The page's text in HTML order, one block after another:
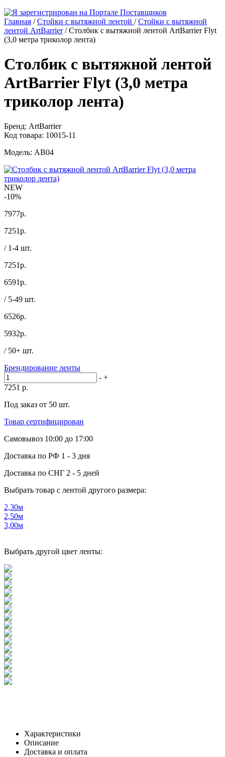
Главная /Стойки с вытяжной лентой /Стойки с вытяжной
лентой ArtBarrier/Столбик с вытяжной лентой ArtBarrier Flyt
(3,0 метра триколор лента)
Столбик с вытяжной лентой
ArtBarrier Flyt (3,0 метра
триколор лента)
Бренд: ArtBarrier
Код товара: 10015-11
Модель: AB04
NEW
-10%
7977р.
7251р.
/ 1-4 шт.
7251р.
6591р.
/ 5-49 шт.
6526р.
5932р.
/ 50+ шт.
Брендирование ленты
- +
7251 р.
Под заказ от 50 шт.
Товар сертифицирован
Самовывоз 10:00 до 17:00
Доставка по РФ 1 - 3 дня
Доставка по СНГ 2 - 5 дней
Выбрать товар с лентой другого размера:
2,30м
2,50м
3,00м
Выбрать другой цвет ленты:
Характеристики
Описание
Доставка и оплата